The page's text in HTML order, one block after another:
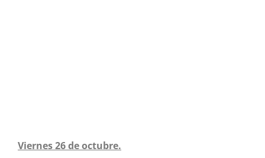
Viernes 26 de octubre.